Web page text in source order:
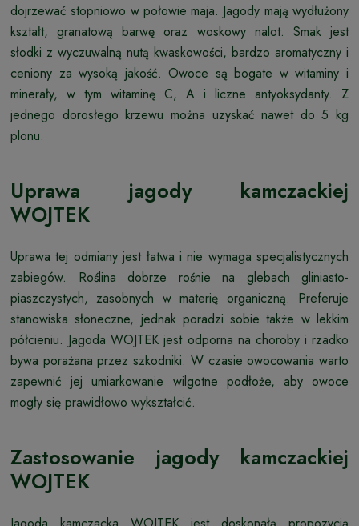
dojrzewać stopniowo w połowie maja. Jagody mają wydłużony
kształt, granatową barwę oraz woskowy nalot. Smak jest
słodki z wyczuwalną nutą kwaskowości, bardzo aromatyczny i
ceniony za wysoką jakość. Owoce są bogate w witaminy i
minerały, w tym witaminę C, A i liczne antyoksydanty. Z
jednego dorosłego krzewu można uzyskać nawet do 5 kg
plonu.
Uprawa jagody kamczackiej
WOJTEK
Uprawa tej odmiany jest łatwa i nie wymaga specjalistycznych
zabiegów. Roślina dobrze rośnie na glebach gliniasto-
piaszczystych, zasobnych w materię organiczną. Preferuje
stanowiska słoneczne, jednak poradzi sobie także w lekkim
półcieniu. Jagoda WOJTEK jest odporna na choroby i rzadko
bywa porażana przez szkodniki. W czasie owocowania warto
zapewnić jej umiarkowanie wilgotne podłoże, aby owoce
mogły się prawidłowo wykształcić.
Zastosowanie jagody kamczackiej
WOJTEK